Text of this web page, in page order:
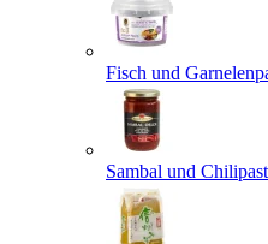
Fisch und
Sambal und